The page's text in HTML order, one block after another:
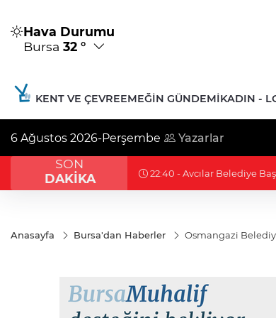
Hava Durumu
Bursa 32 °
KENT VE ÇEVREEMEĞIN GÜNDEMIKADIN -
6 Ağustos 2026-Perşembe Yazarlar
SON
DAKİKA
22:36 - Uludağ’da çıkan
Anasayfa Bursa'dan Haberler Osmangazi